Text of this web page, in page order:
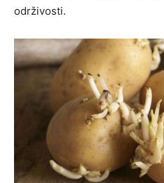
održivosti.